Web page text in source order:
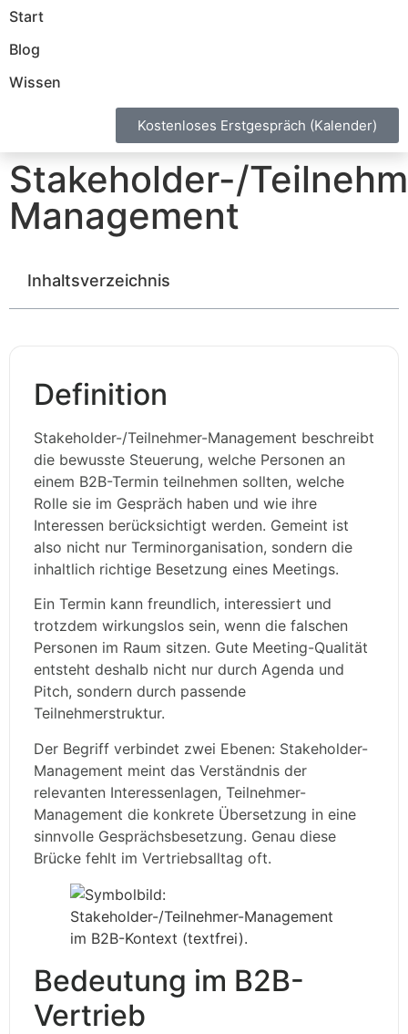
Start
Blog
Wissen
Kostenloses Erstgespräch (Kalender)
Stakeholder-/
Management
Inhaltsverzeichnis
Definition
Stakeholder-/Teilnehmer-Management beschreibt
die bewusste Steuerung, welche Personen an
einem B2B-Termin teilnehmen sollten, welche
Rolle sie im Gespräch haben und wie ihre
Interessen berücksichtigt werden. Gemeint ist
also nicht nur Terminorganisation, sondern die
inhaltlich richtige Besetzung eines Meetings.
Ein Termin kann freundlich, interessiert und
trotzdem wirkungslos sein, wenn die falschen
Personen im Raum sitzen. Gute Meeting-Qualität
entsteht deshalb nicht nur durch Agenda und
Pitch, sondern durch passende
Teilnehmerstruktur.
Der Begriff verbindet zwei Ebenen: Stakeholder-
Management meint das Verständnis der
relevanten Interessenlagen, Teilnehmer-
Management die konkrete Übersetzung in eine
sinnvolle Gesprächsbesetzung. Genau diese
Brücke fehlt im Vertriebsalltag oft.
Bedeutung im B2B-
Vertrieb